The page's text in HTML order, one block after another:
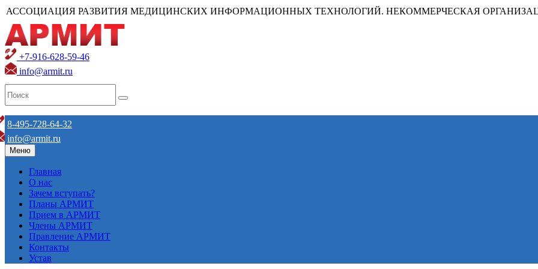
АССОЦИАЦИЯ РАЗВИТИЯ МЕДИЦИНСКИХ ИНФОРМАЦИОННЫХ ТЕХНОЛОГИЙ. НЕКОММЕРЧЕСКАЯ
+7-916-628-59-46
info@armit.ru
8-495-728-64-32
info@armit.ru
Меню
Главная
О нас
Зачем вступать?
Планы АРМИТ
Прием в АРМИТ
Члены АРМИТ
Правление АРМИТ
Контакты
Устав